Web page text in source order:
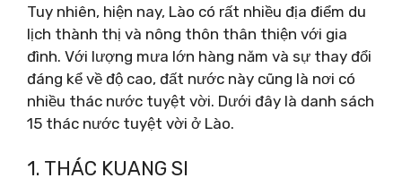
Tuy nhiên, hiện nay, Lào có rất nhiều địa điểm du
lịch thành thị và nông thôn thân thiện với gia
đình. Với lượng mưa lớn hàng năm và sự thay đổi
đáng kể về độ cao, đất nước này cũng là nơi có
nhiều thác nước tuyệt vời. Dưới đây là danh sách
15 thác nước tuyệt vời ở Lào.
1. THÁC KUANG SI